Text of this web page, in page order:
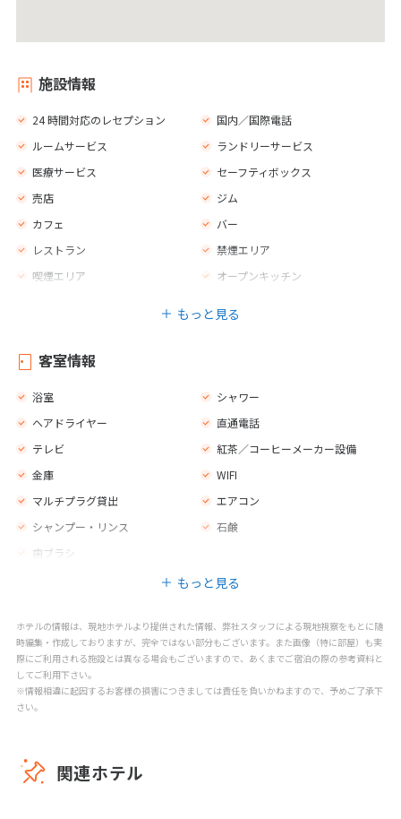
施設情報
24 時間対応のレセプション
国内／国際電話
ルームサービス
ランドリーサービス
医療サービス
セーフティボックス
売店
ジム
カフェ
バー
レストラン
禁煙エリア
喫煙エリア
オープンキッチン
バナナボート
ペダルボート
フィットネス
ビーチバレー
もっと見る
客室情報
浴室
シャワー
ヘアドライヤー
直通電話
テレビ
紅茶／コーヒーメーカー設備
金庫
WIFI
マルチプラグ貸出
エアコン
シャンプー・リンス
石鹸
歯ブラシ
もっと見る
ホテルの情報は、現地ホテルより提供された情報、弊社スタッフによる現地視察をもとに随
時編集・作成しておりますが、完全ではない部分もございます。また画像（特に部屋）も実
際にご利用される施設とは異なる場合もございますので、あくまでご宿泊の際の参考資料と
してご利用下さい。
※情報相違に起因するお客様の損害につきましては責任を負いかねますので、予めご了承下
さい。
関連ホテル